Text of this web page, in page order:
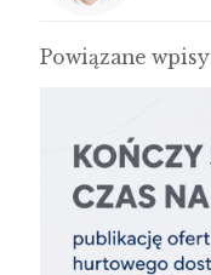
Powiązane wpisy